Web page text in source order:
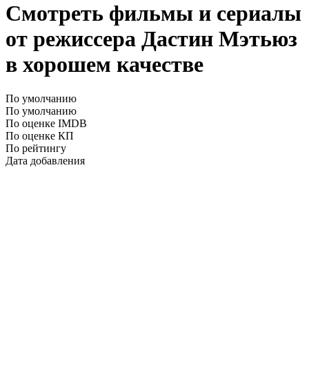
Смотреть фильмы и сериалы
от режиссера Дастин Мэтьюз
в хорошем качестве
По умолчанию
По умолчанию
По оценке IMDB
По оценке КП
По рейтингу
Дата добавления